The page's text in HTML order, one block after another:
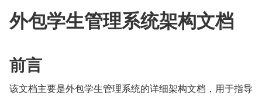
外包学生管理系统架构文档
前言
该文档主要是外包学生管理系统的详细架构文档，用于指导